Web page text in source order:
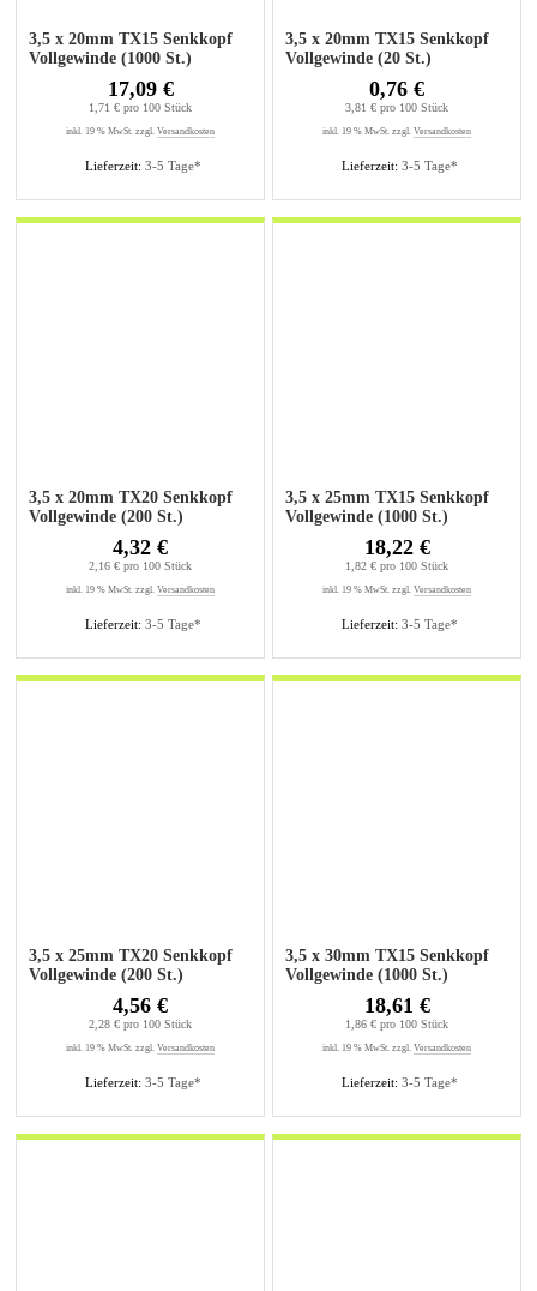
3,5 x 20mm TX15 Senkkopf
Vollgewinde (1000 St.)
Lieferzeit: 3-5 Tage*
17,09 €
1,71 € pro 100 Stück
inkl. 19 % MwSt. zzgl. Versandkosten
3,5 x 20mm TX15 Senkkopf
Vollgewinde (20 St.)
Lieferzeit: 3-5 Tage*
0,76 €
3,81 € pro 100 Stück
inkl. 19 % MwSt. zzgl. Versandkosten
3,5 x 20mm TX20 Senkkopf
Vollgewinde (200 St.)
Lieferzeit: 3-5 Tage*
4,32 €
2,16 € pro 100 Stück
inkl. 19 % MwSt. zzgl. Versandkosten
3,5 x 25mm TX15 Senkkopf
Vollgewinde (1000 St.)
Lieferzeit: 3-5 Tage*
18,22 €
1,82 € pro 100 Stück
inkl. 19 % MwSt. zzgl. Versandkosten
3,5 x 25mm TX20 Senkkopf
Vollgewinde (200 St.)
Lieferzeit: 3-5 Tage*
4,56 €
2,28 € pro 100 Stück
inkl. 19 % MwSt. zzgl. Versandkosten
3,5 x 30mm TX15 Senkkopf
Vollgewinde (1000 St.)
Lieferzeit: 3-5 Tage*
18,61 €
1,86 € pro 100 Stück
inkl. 19 % MwSt. zzgl. Versandkosten